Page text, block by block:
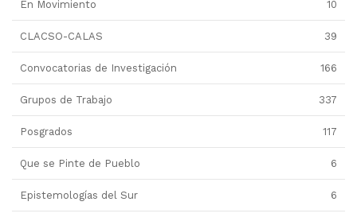
En Movimiento 10
CLACSO-CALAS 39
Convocatorias de Investigación 166
Grupos de Trabajo 337
Posgrados 117
Que se Pinte de Pueblo 6
Epistemologías del Sur 6